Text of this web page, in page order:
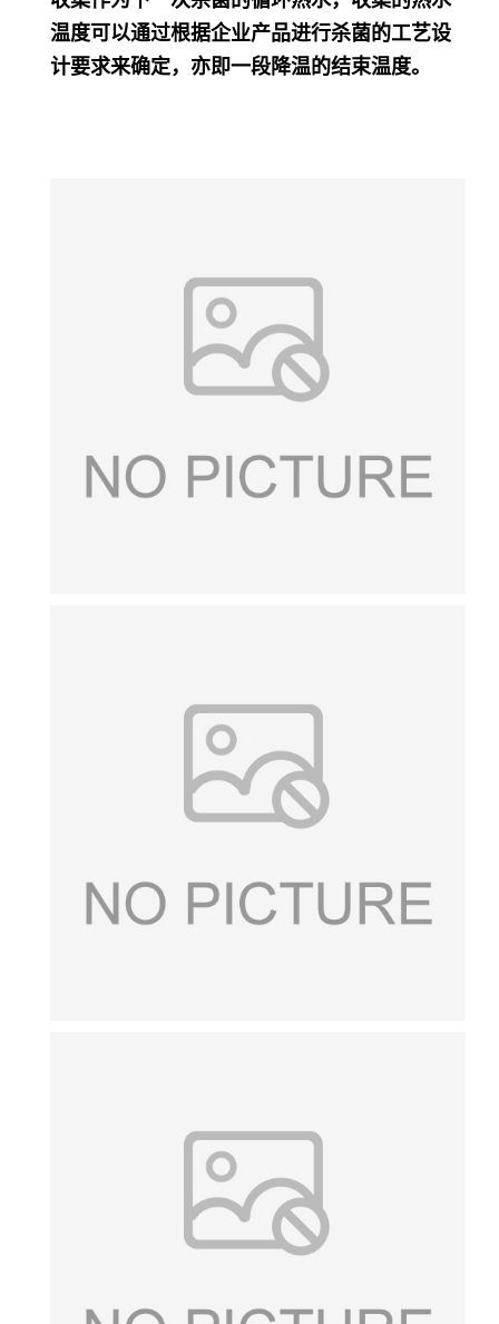
温度可以通过根据企业产品进行杀菌的工艺设
计要求来确定，亦即一段降温的结束温度。